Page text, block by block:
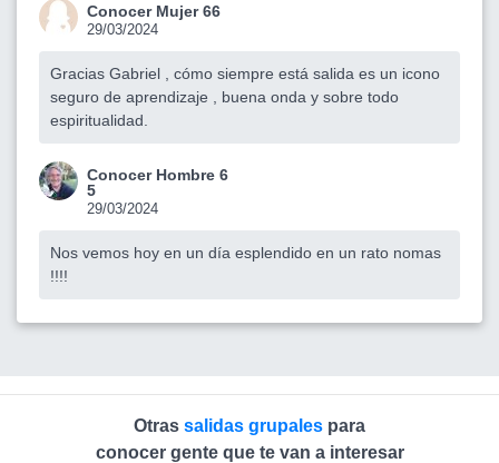
Conocer Mujer 66
29/03/2024
Gracias Gabriel , cómo siempre está salida es un icono
seguro de aprendizaje , buena onda y sobre todo
espiritualidad.
Conocer Hombre 6
5
29/03/2024
Nos vemos hoy en un día esplendido en un rato nomas
!!!!
Otras salidas grupales para
conocer gente que te van a interesar